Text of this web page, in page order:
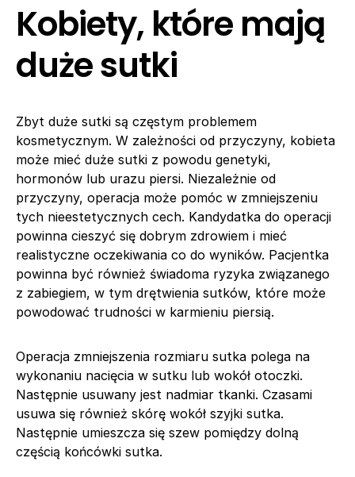
Kobiety, które mają
duże sutki
Zbyt duże sutki są częstym problemem
kosmetycznym. W zależności od przyczyny, kobieta
może mieć duże sutki z powodu genetyki,
hormonów lub urazu piersi. Niezależnie od
przyczyny, operacja może pomóc w zmniejszeniu
tych nieestetycznych cech. Kandydatka do operacji
powinna cieszyć się dobrym zdrowiem i mieć
realistyczne oczekiwania co do wyników. Pacjentka
powinna być również świadoma ryzyka związanego
z zabiegiem, w tym drętwienia sutków, które może
powodować trudności w karmieniu piersią.
Operacja zmniejszenia rozmiaru sutka polega na
wykonaniu nacięcia w sutku lub wokół otoczki.
Następnie usuwany jest nadmiar tkanki. Czasami
usuwa się również skórę wokół szyjki sutka.
Następnie umieszcza się szew pomiędzy dolną
częścią końcówki sutka.